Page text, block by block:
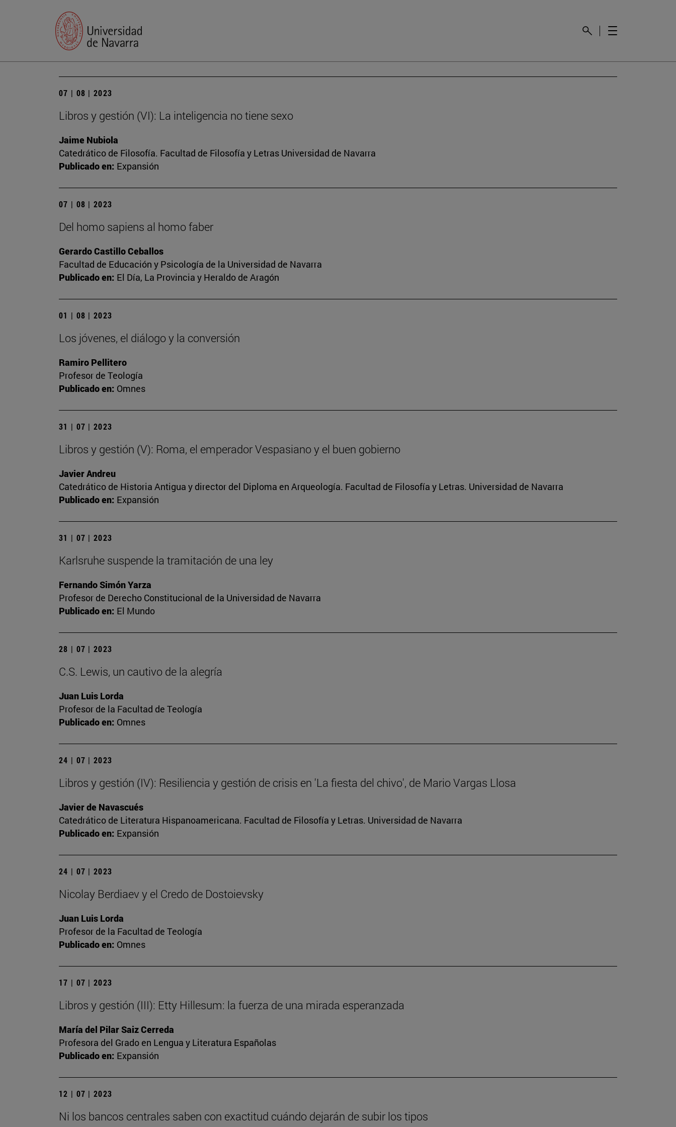
07 | 08 | 2023
Libros y gestión (VI): La inteligencia no tiene sexo
Jaime Nubiola
Catedrático de Filosofía. Facultad de Filosofía y Letras Universidad de Navarra
Publicado en: Expansión
07 | 08 | 2023
Del homo sapiens al homo faber
Gerardo Castillo Ceballos
Facultad de Educación y Psicología de la Universidad de Navarra
Publicado en: El Día, La Provincia y Heraldo de Aragón
01 | 08 | 2023
Los jóvenes, el diálogo y la conversión
Ramiro Pellitero
Profesor de Teología
Publicado en: Omnes
31 | 07 | 2023
Libros y gestión (V): Roma, el emperador Vespasiano y el buen gobierno
Javier Andreu
Catedrático de Historia Antigua y director del Diploma en Arqueología. Facultad de Filosofía y Letras. Universidad de Navarra
Publicado en: Expansión
31 | 07 | 2023
Karlsruhe suspende la tramitación de una ley
Fernando Simón Yarza
Profesor de Derecho Constitucional de la Universidad de Navarra
Publicado en: El Mundo
28 | 07 | 2023
C.S. Lewis, un cautivo de la alegría
Juan Luis Lorda
Profesor de la Facultad de Teología
Publicado en: Omnes
24 | 07 | 2023
Libros y gestión (IV): Resiliencia y gestión de crisis en 'La fiesta del chivo', de Mario Vargas Llosa
Javier de Navascués
Catedrático de Literatura Hispanoamericana. Facultad de Filosofía y Letras. Universidad de Navarra
Publicado en: Expansión
24 | 07 | 2023
Nicolay Berdiaev y el Credo de Dostoievsky
Juan Luis Lorda
Profesor de la Facultad de Teología
Publicado en: Omnes
17 | 07 | 2023
Libros y gestión (III): Etty Hillesum: la fuerza de una mirada esperanzada
María del Pilar Saiz Cerreda
Profesora del Grado en Lengua y Literatura Españolas
Publicado en: Expansión
12 | 07 | 2023
Ni los bancos centrales saben con exactitud cuándo dejarán de subir los tipos